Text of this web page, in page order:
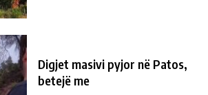
Digjet masivi pyjor në Patos,
betejë me